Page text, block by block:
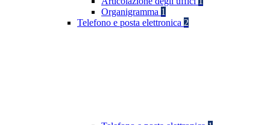
Organigramma 1
Telefono e posta elettronica 2